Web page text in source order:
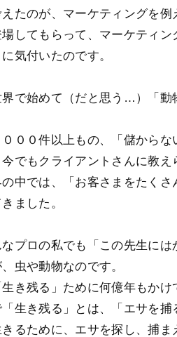
たのが、マーケティングを例
してもらって、マーケティ
気付いたのです。
で始めて（だと思う…）「動
００件以上もの、「儲から
でもクライアントさんに教
中では、「お客さまをたく
ました。
プロの私でも「この先生に
虫や動物なのです。
き残る」ために何億年もかけ
生き残る」とは、「エサを捕
るために、エサを探し、捕ま